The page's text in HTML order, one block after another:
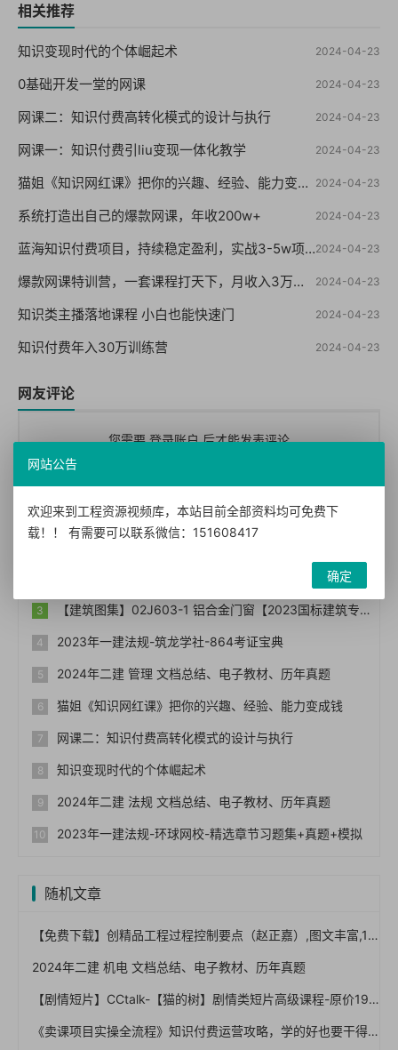
相关推荐
2024-04-23
知识变现时代的个体崛起术
2024-04-23
0基础开发一堂的网课
2024-04-23
网课二：知识付费高转化模式的设计与执行
2024-04-23
网课一：知识付费引liu变现一体化教学
2024-04-23
猫姐《知识网红课》把你的兴趣、经验、能力变成钱
2024-04-23
系统打造出自己的爆款网课，年收200w+
2024-04-23
蓝海知识付费项目，持续稳定盈利，实战3-5w项目
2024-04-23
爆款网课特训营，一套课程打天下，月收入3万到10万之10个实操法
2024-04-23
知识类主播落地课程 小白也能快速门
2024-04-23
知识付费年入30万训练营
网友评论
您需要登录账户后才能发表评论
热门文章
【免费下载】常用图集212本,16G101图集,水电安装图集-254本【01-0014】
【建筑图集】02J603-1 铝合金门窗【2023国标建筑专业图集大全】
2023年一建法规-筑龙学社-864考证宝典
2024年二建 管理 文档总结、电子教材、历年真题
猫姐《知识网红课》把你的兴趣、经验、能力变成钱
网课二：知识付费高转化模式的设计与执行
知识变现时代的个体崛起术
2024年二建 法规 文档总结、电子教材、历年真题
2023年一建法规-环球网校-精选章节习题集+真题+模拟
随机文章
【免费下载】创精品工程过程控制要点（赵正嘉）,图文丰富,134页PDF【01-0042】
2024年二建 机电 文档总结、电子教材、历年真题
【剧情短片】CCtalk-【猫的树】剧情类短片高级课程-原价1999RMB
《卖课项目实操全流程》知识付费运营攻略，学的好也要干得好
网站公告
欢迎来到工程资源视频库，本站目前全部资料均可免费下
载！！ 有需要可以联系微信：151608417
确定